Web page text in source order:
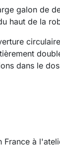
galon de
haut de la
dans le
France à